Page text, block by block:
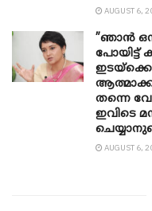
AUGUST 6,
”ഞാന്‍
പോയിട്ട്
തന്നെ
ഇവിടെ
AUGUST 6,